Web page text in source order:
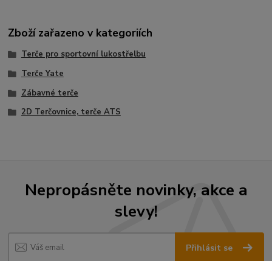
Zboží zařazeno v kategoriích
Terče pro sportovní lukostřelbu
Terče Yate
Zábavné terče
2D Terčovnice, terče ATS
Nepropásněte novinky, akce a
slevy!
Přihlásit se